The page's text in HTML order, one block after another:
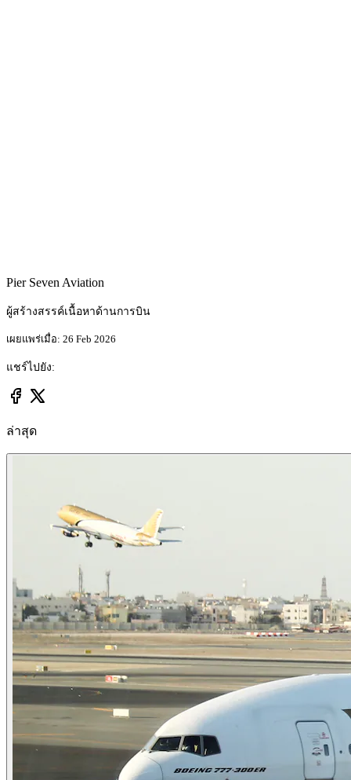
Pier Seven Aviation
ผู้สร้างสรรค์เนื้อหาด้านการบิน
เผยแพร่เมื่อ: 26 Feb 2026
แชร์ไปยัง:
ล่าสุด